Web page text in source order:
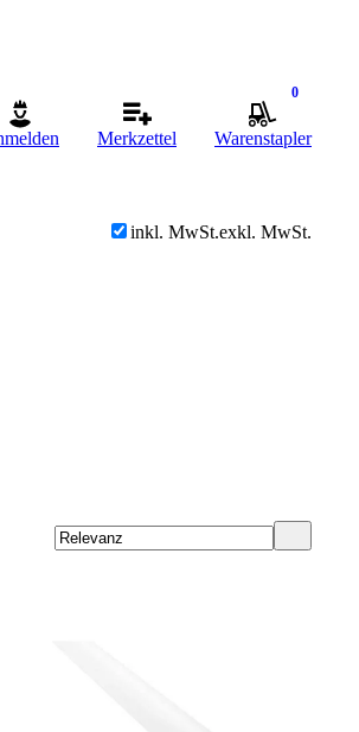
Merkzettel
0
Warenstapler
inkl. MwSt.exkl. MwSt.